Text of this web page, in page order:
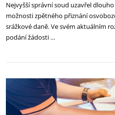
Nejvyšší správní soud uzavřel
možnosti zpětného přiznání
srážkové daně. Ve svém aktuálním
podání žádosti …